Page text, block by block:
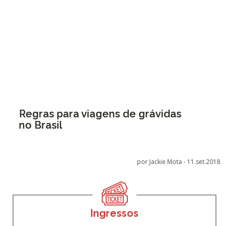
Regras para viagens de grávidas
no Brasil
por Jackie Mota - 11.set.2018
Ingressos